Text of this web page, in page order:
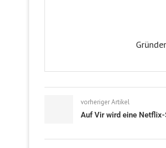
vorheriger Artikel
Auf Vir wird eine Netflix-